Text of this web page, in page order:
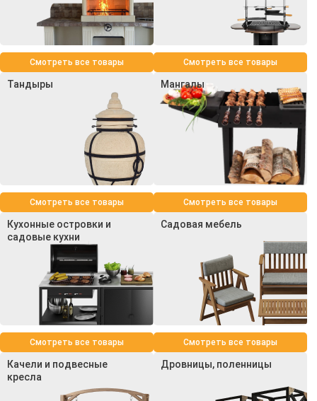
Смотреть все товары Смотреть все товары
Тандыры
Смотреть все товары
Мангалы
Смотреть все товары
Кухонные островки и
садовые кухни
Смотреть все товары
Садовая мебель
Смотреть все товары
Качели и подвесные
кресла
Дровницы, поленницы